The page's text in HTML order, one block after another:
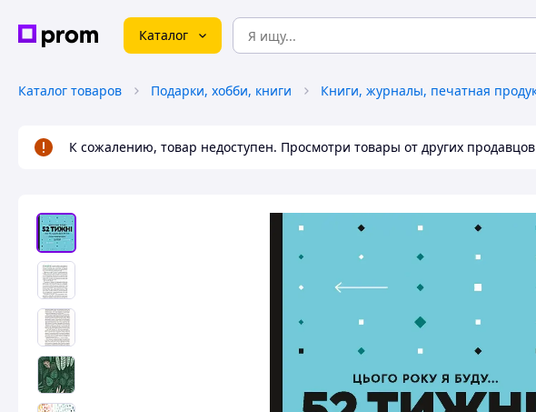
Каталог
Каталог товаров Подарки, хобби, книги
К сожалению, товар недоступен. Просмотри товары от других продавцов